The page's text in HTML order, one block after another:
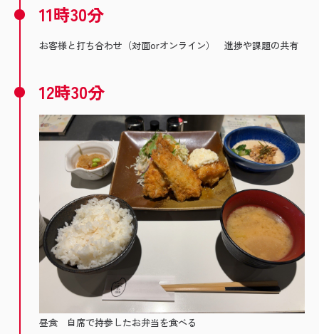
11時30分
お客様と打ち合わせ（対面orオンライン） 進捗や課題の共有
12時30分
昼食 自席で持参したお弁当を食べる